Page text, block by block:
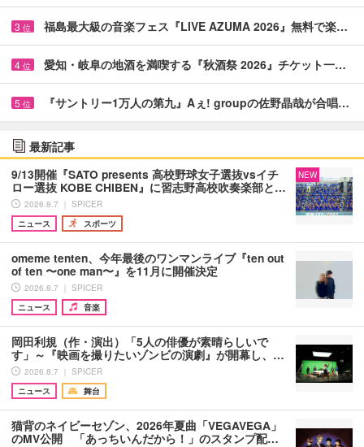
3 位 福島最大級の音楽フェス『LIVE AZUMA 2026』無料で楽…
4 位 愛知・岐阜の地酒を満喫する『秋酒祭 2026』チケット一…
5 位 『サントリー1万人の第九』Aぇ! groupの佐野晶哉が合唱…
最新記事
9/13開催『SATO presents 高校野球女子選抜vsイチ
ロー選抜 KOBE CHIBEN』に習志野高校吹奏楽部と…
2026.8.7 ｜ SPICER
ニュース
スポーツ
NEW
omeme tenten、今年最後のワンマンライブ『ten out
of ten 〜one man〜』を11月に開催決定
2026.8.7 ｜ SPICER
ニュース
音楽
岡田利規（作・演出）「5人の俳優が素晴らしいで
す」～『映画を撮りたいゾンビの演劇』が開幕し、…
2026.8.7 ｜ SPICER
ニュース
舞台
猫背のネイビーセゾン、2026年夏曲「VEGAVEGA」
のMV公開 「あっちいんだから！」のスタンプ配…